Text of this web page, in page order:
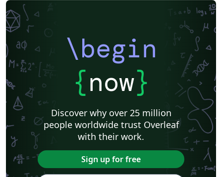
\begin
{now}
Discover why over 25 million
people worldwide trust Overleaf
with their work.
Sign up for free